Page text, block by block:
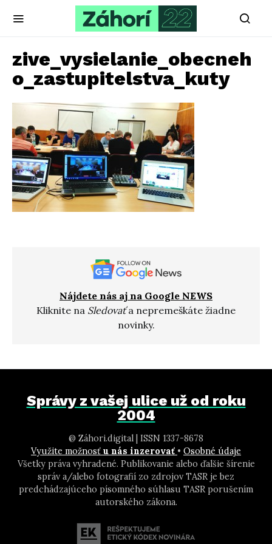
zive_vysielanie_obecneh
o_zastupitelstva_kuty
Nájdete nás aj na Google NEWS
Kliknite na Sledovaťa nepremeškáte žiadne
novinky.
Správy z vašej ulice už od roku
2004
@ Záhori.digital | ISSN 1337-8678
Využite možnosť u nás inzerovať • Osobné údaje
Všetky práva vyhradené. Publikovanie alebo ďalšie šírenie
správ a/alebo fotografií zo zdrojov TASR je bez
predchádzajúceho písomného súhlasu TASR porušením
autorského zákona.